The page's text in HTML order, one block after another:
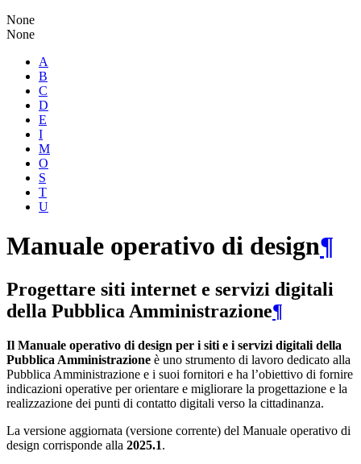
None
None
A
B
C
D
E
I
M
O
S
T
U
Manuale operativo di design¶
Progettare siti internet e servizi digitali
della Pubblica Amministrazione¶
Il Manuale operativo di design per i siti e i servizi digitali della
Pubblica Amministrazione è uno strumento di lavoro dedicato alla
Pubblica Amministrazione e i suoi fornitori e ha l’obiettivo di fornire
indicazioni operative per orientare e migliorare la progettazione e la
realizzazione dei punti di contatto digitali verso la cittadinanza.
La versione aggiornata (versione corrente) del Manuale operativo di
design corrisponde alla 2025.1.